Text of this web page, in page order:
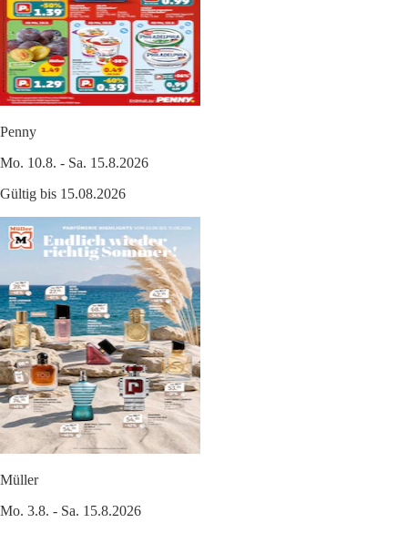
Penny
Mo. 10.8. - Sa. 15.8.2026
Gültig bis 15.08.2026
Müller
Mo. 3.8. - Sa. 15.8.2026